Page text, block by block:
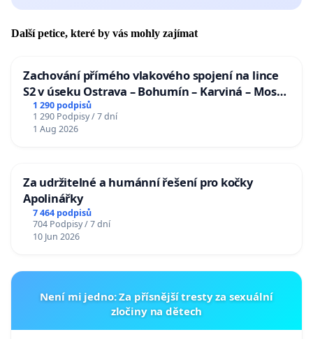
Další petice, které by vás mohly zajímat
Zachování přímého vlakového spojení na lince
S2 v úseku Ostrava – Bohumín – Karviná – Mosty
u Jablunkova
1 290 podpisů
1 290 Podpisy / 7 dní
1 Aug 2026
Za udržitelné a humánní řešení pro kočky
Apolinářky
7 464 podpisů
704 Podpisy / 7 dní
10 Jun 2026
Není mi jedno: Za přísnější tresty za sexuální
zločiny na dětech